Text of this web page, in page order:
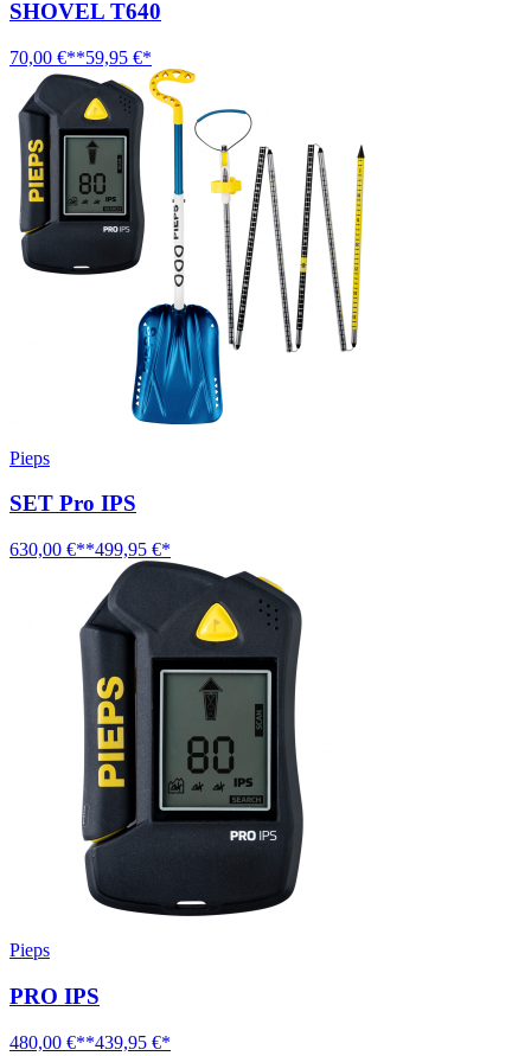
SHOVEL T640
70,00 €**59,95 €*
Pieps
SET Pro IPS
630,00 €**499,95 €*
Pieps
PRO IPS
480,00 €**439,95 €*